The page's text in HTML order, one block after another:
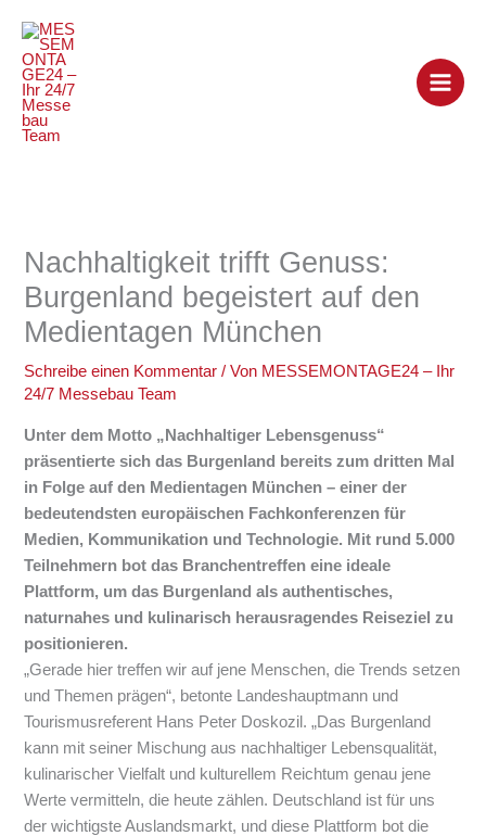
Inhalt
springen
Nachhaltigkeit trifft Genuss:
Burgenland begeistert auf den
Medientagen München
Schreibe einen Kommentar / Von MESSEMONTAGE24 – Ihr
24/7 Messebau Team
Unter dem Motto „Nachhaltiger Lebensgenuss“
präsentierte sich das Burgenland bereits zum dritten Mal
in Folge auf den Medientagen München – einer der
bedeutendsten europäischen Fachkonferenzen für
Medien, Kommunikation und Technologie. Mit rund 5.000
Teilnehmern bot das Branchentreffen eine ideale
Plattform, um das Burgenland als authentisches,
naturnahes und kulinarisch herausragendes Reiseziel zu
positionieren.
„Gerade hier treffen wir auf jene Menschen, die Trends setzen
und Themen prägen“, betonte Landeshauptmann und
Tourismusreferent Hans Peter Doskozil. „Das Burgenland
kann mit seiner Mischung aus nachhaltiger Lebensqualität,
kulinarischer Vielfalt und kulturellem Reichtum genau jene
Werte vermitteln, die heute zählen. Deutschland ist für uns
der wichtigste Auslandsmarkt, und diese Plattform bot die